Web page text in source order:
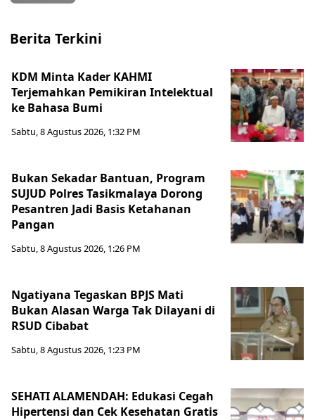
Berita Terkini
KDM Minta Kader KAHMI
Terjemahkan Pemikiran Intelektual
ke Bahasa Bumi
Sabtu, 8 Agustus 2026, 1:32 PM
Bukan Sekadar Bantuan, Program
SUJUD Polres Tasikmalaya Dorong
Pesantren Jadi Basis Ketahanan
Pangan
Sabtu, 8 Agustus 2026, 1:26 PM
Ngatiyana Tegaskan BPJS Mati
Bukan Alasan Warga Tak Dilayani di
RSUD Cibabat
Sabtu, 8 Agustus 2026, 1:23 PM
SEHATI ALAMENDAH: Edukasi Cegah
Hipertensi dan Cek Kesehatan Gratis